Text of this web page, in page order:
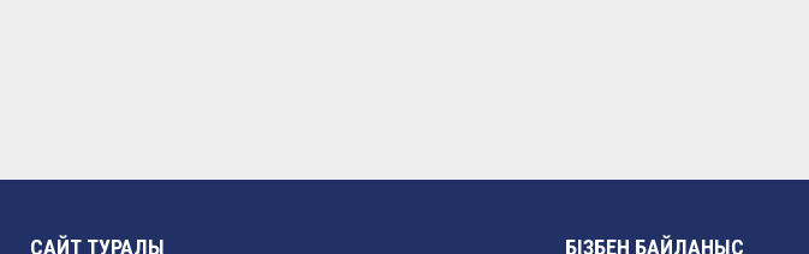
САЙТ ТУРАЛЫ БІЗБЕН БАЙЛАНЫС